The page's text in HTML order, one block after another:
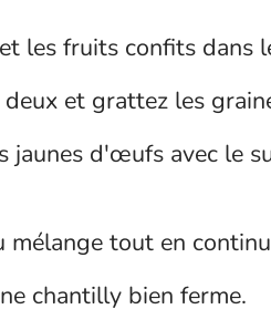
les fruits confits dans
et grattez les
jaunes d'œufs avec le
mélange tout en
chantilly bien ferme.